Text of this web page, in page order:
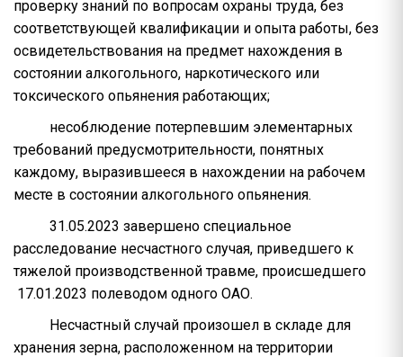
проверку знаний по вопросам охраны труда, без
соответствующей квалификации и опыта работы, без
освидетельствования на предмет нахождения в
состоянии алкогольного, наркотического или
токсического опьянения работающих;
несоблюдение потерпевшим элементарных
требований предусмотрительности, понятных
каждому, выразившееся в нахождении на рабочем
месте в состоянии алкогольного опьянения.
31.05.2023 завершено специальное
расследование несчастного случая, приведшего к
тяжелой производственной травме, происшедшего
17.01.2023 полеводом одного ОАО.
Несчастный случай произошел в складе для
хранения зерна, расположенном на территории